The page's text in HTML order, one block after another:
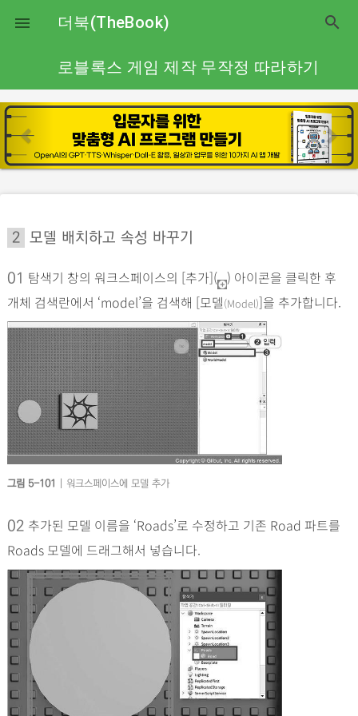
close
 더북(TheBook) search
로블록스 게임 제작 무작정 따라하기
p
r
e
u
s
n
e
x
2 모델 배치하고 속성 바꾸기
01 탐색기 창의 워크스페이스의 [추가]( ) 아이콘을 클릭한 후
개체 검색란에서 ‘model’을 검색해 [모델(Model)]을 추가합니다.
그림 5-101 | 워크스페이스에 모델 추가
02 추가된 모델 이름을 ‘Roads’로 수정하고 기존 Road 파트를
Roads 모델에 드래그해서 넣습니다.